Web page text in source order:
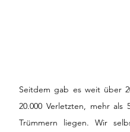
Seitdem gab es weit über
20.000 Verletzten, mehr
Trümmern liegen. Wir